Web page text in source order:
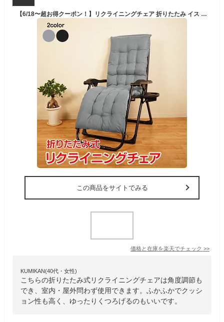
【6/18〜超お得クーポン！】リクライニングチェア 折りたたみ イス いす 椅子 パーソナルチェア 一人用 リラックス ゆったり 角度調整 ふかふか クッション サイドテーブル ドリンクホルダー アウトドア キャンプ レジャー リビング 屋外 室内 od533
この商品をサイトでみる
価格と在庫を楽天でチェック >>
KUMIKAN(40代・女性)
こちらの折りたたみ式リクライニングチェアは角度調節も
でき、室内・屋外問わず使用できます。ふかふかでクッシ
ョン性も高く、ゆったりくつろげるのもいいです。